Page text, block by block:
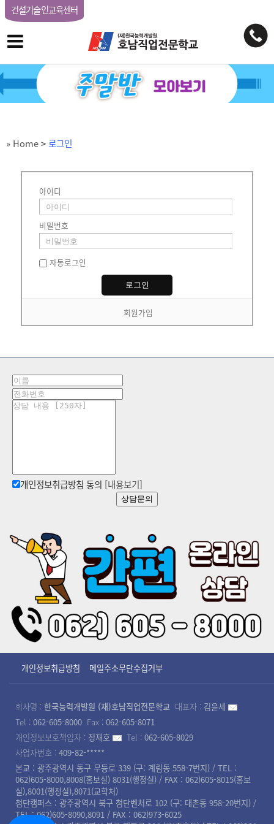
건설기술인교육센터
» Home>로그인
아이디
비밀번호
자동로그인
회원가입
개인정보취급방침 동의 [내용보기]
상담문의
개인정보취급방침 메일주소무단수집거부
회사명 : 한국능력개발원 (재)호남직업전문학교 대표자 : 김윤세
Tel : 062-605-8000 Fax : 062-605-8071
개인정보보호책임자 : 정재호 Tel : 062-605-8029
사업자번호 : 409-82-*****
본교 : 광주광역시 동구 무등로 339 (구: 계림동 558-7번지) / TEL :
062)605-8000,8008(홍보실) 8031(행정실) / FAX : 062)605-8015(홍보
실),8001(행정실),8071(교학처)
첨단캠퍼스 : 광주광역시 북구 첨단벤처로 102 (구: 대촌동 958-20번지) /
TEL : 062)605-8090,8091 / FAX : 062)973-6025